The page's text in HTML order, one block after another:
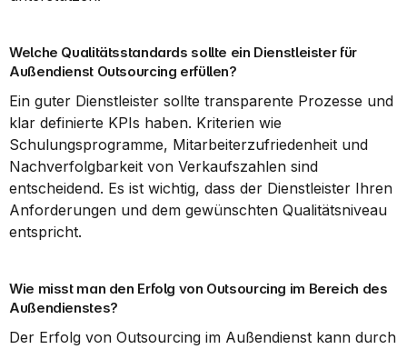
Welche Qualitätsstandards sollte ein Dienstleister für
Außendienst Outsourcing erfüllen?
Ein guter Dienstleister sollte transparente Prozesse und
klar definierte KPIs haben. Kriterien wie
Schulungsprogramme, Mitarbeiterzufriedenheit und
Nachverfolgbarkeit von Verkaufszahlen sind
entscheidend. Es ist wichtig, dass der Dienstleister Ihren
Anforderungen und dem gewünschten Qualitätsniveau
entspricht.
Wie misst man den Erfolg von Outsourcing im Bereich des
Außendienstes?
Der Erfolg von Outsourcing im Außendienst kann durch